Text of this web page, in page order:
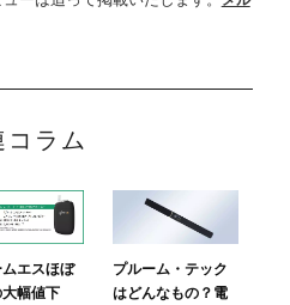
コラム
エスほぼ
幅値下
プルーム・テック
はどんなもの？電